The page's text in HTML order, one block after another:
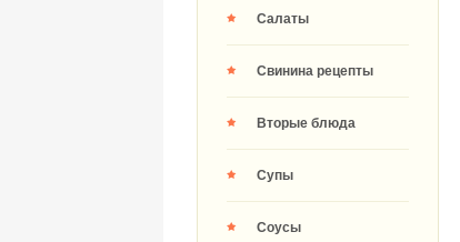
Салаты
Свинина рецепты
Вторые блюда
Супы
Соусы